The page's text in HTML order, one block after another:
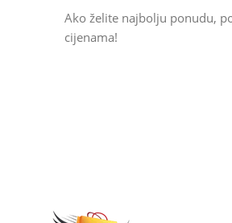
Ako želite najbolju ponudu,
cijenama!